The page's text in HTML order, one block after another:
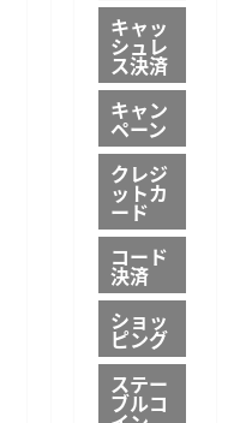
キャッ
シュレ
ス決済
キャン
ペーン
クレジ
ットカ
ード
コード
決済
ショッ
ピング
ステー
ブルコ